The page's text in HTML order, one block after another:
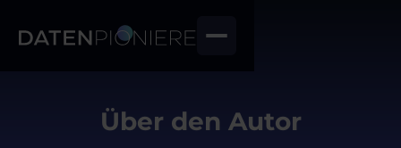
Über den Autor